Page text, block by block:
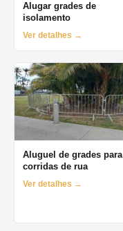
Alugar grades de
isolamento
Ver detalhes →
Aluguel de grades para
corridas de rua
Ver detalhes →